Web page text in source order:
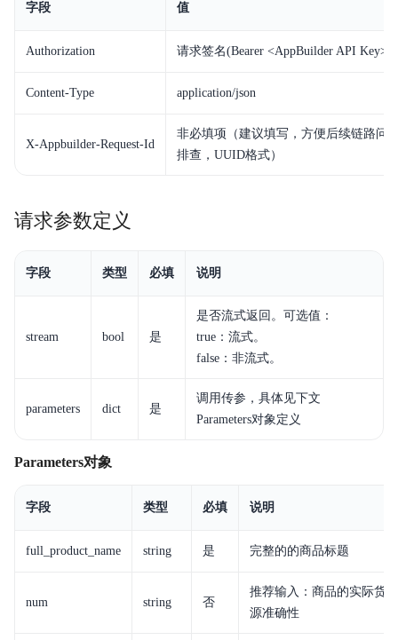
平台介绍
模型介绍
Token Plan 个人版
常见问题
字段 值
Authorization 请求签名(Bearer <AppBuilder API Key>)
Content-Type application/json
X-Appbuilder-Request-Id
非必填项（建议填写，方便后续链路问
排查，UUID格式）
请求参数定义
字段 类型 必填 说明
stream bool 是
是否流式返回。可选值：
true：流式。
false：非流式。
parameters dict 是
调用传参，具体见下文
Parameters对象定义
Parameters对象
字段 类型 必填 说明
full_product_name string 是 完整的的商品标题
num string 否
推荐输入：商品的实际货
源准确性